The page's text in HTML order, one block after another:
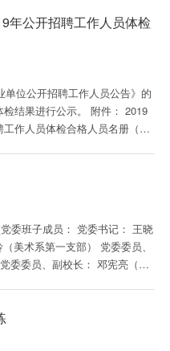
年公开招聘工作人员体检
位公开招聘工作人员公告》的
结果进行公示。 附件： 2019
作人员体检合格人员名册（补
委班子成员： 党委书记： 王晓
美术系第一支部） 党委委员、
委委员、副校长： 邓宪亮（外